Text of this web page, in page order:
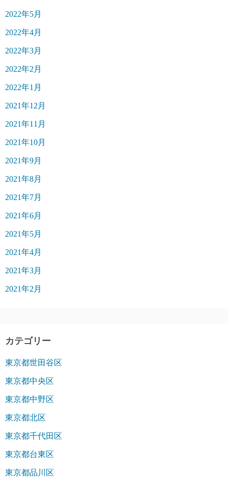
2022年5月
2022年4月
2022年3月
2022年2月
2022年1月
2021年12月
2021年11月
2021年10月
2021年9月
2021年8月
2021年7月
2021年6月
2021年5月
2021年4月
2021年3月
2021年2月
カテゴリー
東京都世田谷区
東京都中央区
東京都中野区
東京都北区
東京都千代田区
東京都台東区
東京都品川区